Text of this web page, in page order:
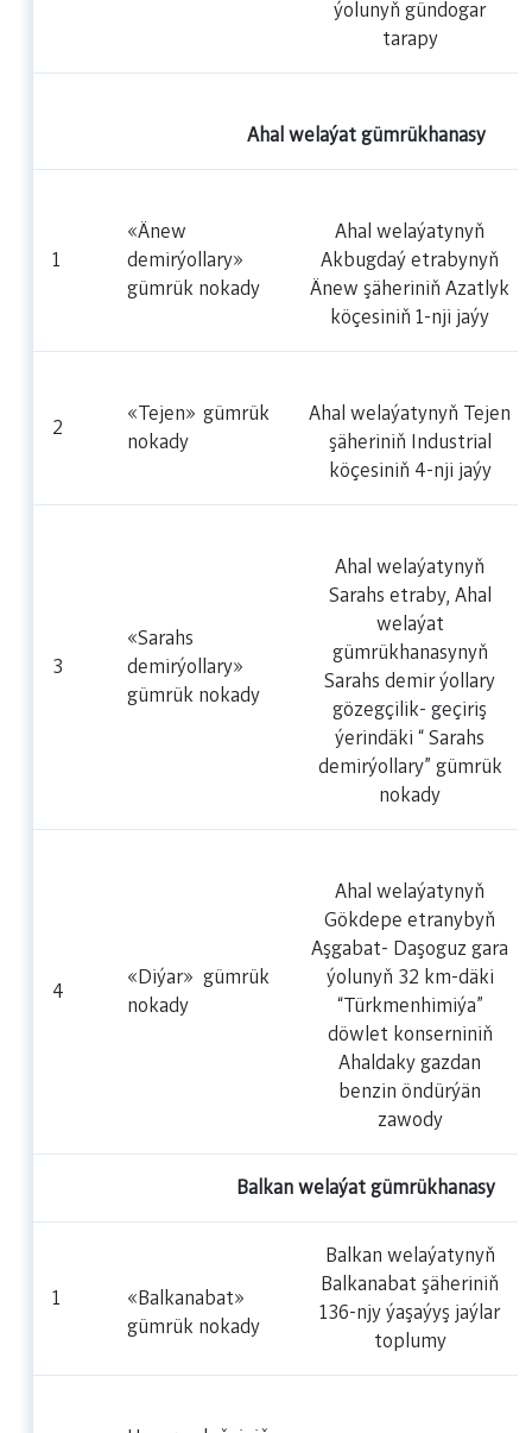
ýolunyň gündogar
tarapy
Ahal welaýat gümrükhanasy
1
«Änew
demirýollary»
gümrük nokady
Ahal welaýatynyň
Akbugdaý etrabynyň
Änew şäheriniň Azatlyk
köçesiniň 1-nji jaýy
2
«Tejen» gümrük
nokady
Ahal welaýatynyň Tejen
şäheriniň Industrial
köçesiniň 4-nji jaýy
3
«Sarahs
demirýollary»
gümrük nokady
Ahal welaýatynyň
Sarahs etraby, Ahal
welaýat
gümrükhanasynyň
Sarahs demir ýollary
gözegçilik- geçiriş
ýerindäki “ Sarahs
demirýollary” gümrük
nokady
4
«Diýar» gümrük
nokady
Ahal welaýatynyň
Gökdepe etranybyň
Aşgabat- Daşoguz gara
ýolunyň 32 km-däki
“Türkmenhimiýa”
döwlet konserniniň
Ahaldaky gazdan
benzin öndürýän
zawody
Balkan welaýat gümrükhanasy
1
«Balkanabat»
gümrük nokady
Balkan welaýatynyň
Balkanabat şäheriniň
136-njy ýaşaýyş jaýlar
toplumy